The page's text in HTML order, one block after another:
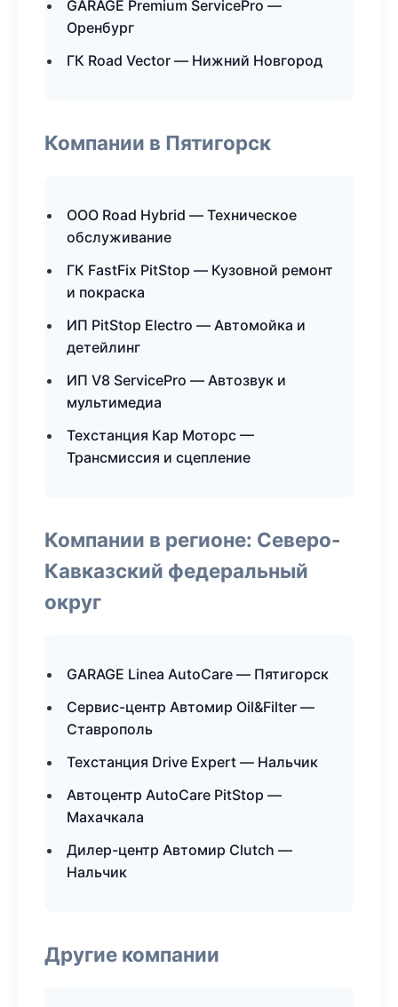
GARAGE Premium ServicePro —
Оренбург
ГК Road Vector — Нижний Новгород
Компании в Пятигорск
ООО Road Hybrid — Техническое
обслуживание
ГК FastFix PitStop — Кузовной ремонт
и покраска
ИП PitStop Electro — Автомойка и
детейлинг
ИП V8 ServicePro — Автозвук и
мультимедиа
Техстанция Кар Моторс —
Трансмиссия и сцепление
Компании в регионе: Северо-
Кавказский федеральный
округ
GARAGE Linea AutoCare — Пятигорск
Сервис-центр Автомир Oil&Filter —
Ставрополь
Техстанция Drive Expert — Нальчик
Автоцентр AutoCare PitStop —
Махачкала
Дилер-центр Автомир Clutch —
Нальчик
Другие компании